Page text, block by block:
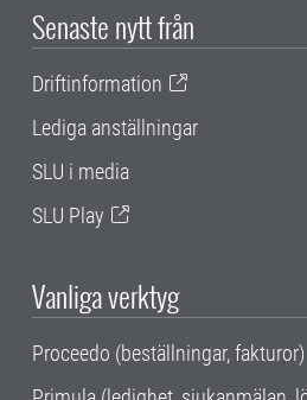
Senaste nytt från
Driftinformation
Lediga anställningar
SLU i media
SLU Play
Vanliga verktyg
Proceedo (beställningar, fakturor)